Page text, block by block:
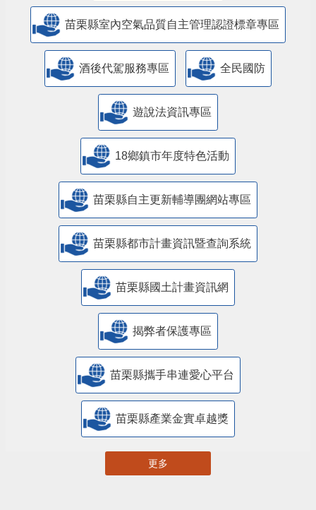
苗栗縣室內空氣品質自主管理認證標章專區
酒後代駕服務專區 全民國防
遊說法資訊專區
18鄉鎮市年度特色活動
苗栗縣自主更新輔導團網站專區
苗栗縣都市計畫資訊暨查詢系統
苗栗縣國土計畫資訊網
揭弊者保護專區
苗栗縣攜手串連愛心平台
苗栗縣產業金實卓越獎
更多